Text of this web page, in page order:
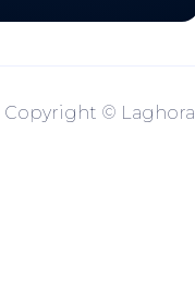
Copyright © Laghora